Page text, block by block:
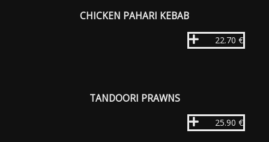
CHICKEN PAHARI KEBAB
22.70 €
TANDOORI PRAWNS
25.90 €